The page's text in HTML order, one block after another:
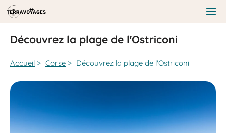
Aller
au
contenu
Découvrez la plage de l'Ostriconi
Accueil > Corse > Découvrez la plage de l'Ostriconi